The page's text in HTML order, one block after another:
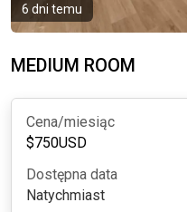
6 dni temu
MEDIUM ROOM
Cena/miesiąc
$750USD
Dostępna data
Natychmiast